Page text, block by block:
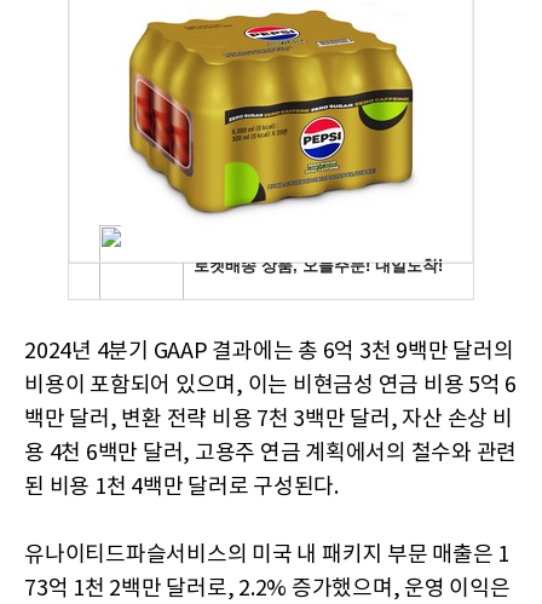
2024년 4분기 GAAP 결과에는 총 6억 3천 9백만 달러의
비용이 포함되어 있으며, 이는 비현금성 연금 비용 5억 6
백만 달러, 변환 전략 비용 7천 3백만 달러, 자산 손상 비
용 4천 6백만 달러, 고용주 연금 계획에서의 철수와 관련
된 비용 1천 4백만 달러로 구성된다.
유나이티드파슬서비스의 미국 내 패키지 부문 매출은 1
73억 1천 2백만 달러로, 2.2% 증가했으며, 운영 이익은